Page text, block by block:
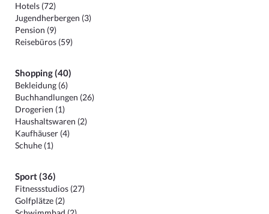
Hotels (72)
Jugendherbergen (3)
Pension (9)
Reisebüros (59)
Shopping (40)
Bekleidung (6)
Buchhandlungen (26)
Drogerien (1)
Haushaltswaren (2)
Kaufhäuser (4)
Schuhe (1)
Sport (36)
Fitnessstudios (27)
Golfplätze (2)